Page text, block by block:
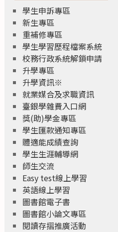
學生申訴專區
新生專區
重補修專區
學生學習歷程檔案系統
校務行政系統解鎖申請
升學專區
升學資訊※
就業媒合及求職資訊
臺銀學雜費入口網
獎(助)學金專區
學生匯款通知專區
體適能成績查詢
學生生涯輔導網
師生交流
Easy test線上學習
英語線上學習
圖書館電子書
圖書館小論文專區
閱讀存摺推廣活動